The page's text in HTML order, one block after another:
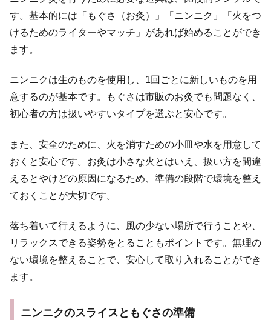
す。基本的には「もぐさ（お灸）」「ニンニク」「火をつ
けるためのライターやマッチ」があれば始めることができ
ます。
ニンニクは生のものを使用し、1回ごとに新しいものを用
意するのが基本です。もぐさは市販のお灸でも問題なく、
初心者の方は扱いやすいタイプを選ぶと安心です。
また、安全のために、火を消すための小皿や水を用意して
おくと安心です。お灸は小さな火とはいえ、扱い方を間違
えるとやけどの原因になるため、準備の段階で環境を整え
ておくことが大切です。
落ち着いて行えるように、風の少ない場所で行うことや、
リラックスできる姿勢をとることもポイントです。無理の
ない環境を整えることで、安心して取り入れることができ
ます。
ニンニクのスライスともぐさの準備